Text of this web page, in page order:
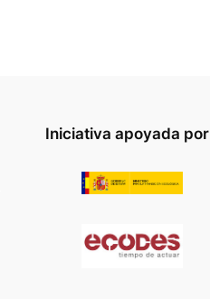
Iniciativa apoyada por